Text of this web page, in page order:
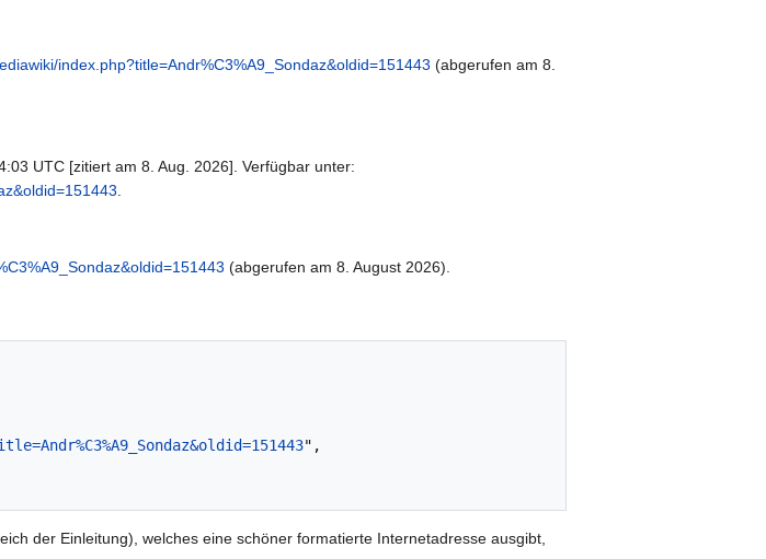
index.php?title=Andr%C3%A9_Sondaz&oldid=151443 (abgerufen am 8.
UTC [zitiert am 8. Aug. 2026]. Verfügbar unter:
(abgerufen am 8. August 2026).
",
der Einleitung), welches eine schöner formatierte Internetadresse ausgibt,